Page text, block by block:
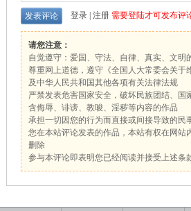
登录| 注册 需要登陆才可发布评
请您注意：
自觉遵守：爱国、守法、自律、真实、文明
尊重网上道德，遵守《全国人大常委会关于
及中华人民共和国其他各项有关法律法规
严禁发表危害国家安全，破坏民族团结、国
含侮辱、诽谤、教唆、淫秽等内容的作品
承担一切因您的行为而直接或间接导致的民
您在本站评论发表的作品，本站有权在网站
删除
参与本评论即表明您已经阅读并接受上述条